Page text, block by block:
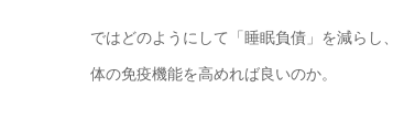
ではどのようにして「睡眠負債」を減らし、
体の免疫機能を高めれば良いのか。